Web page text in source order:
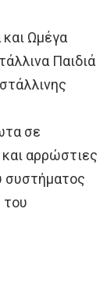
Ωμέγα
Παιδιά
σε
αρρώστιες
συστήματος
του